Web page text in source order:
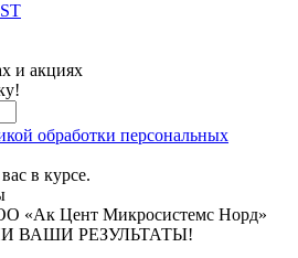
и акциях
обработки персональных
в курсе.
«Ак Цент Микросистемс Норд»
ВАШИ РЕЗУЛЬТАТЫ!